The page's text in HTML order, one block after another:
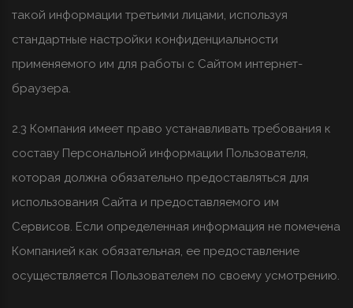
такой информации третьими лицами, используя
стандартные настройки конфиденциальности
применяемого им для работы с Сайтом интернет-
браузера.
2.3 Компания имеет право устанавливать требования к
составу Персональной информации Пользователя,
которая должна обязательно предоставляться для
использования Сайта и предоставляемого им
Сервисов. Если определенная информация не помечена
Компанией как обязательная, ее предоставление
осуществляется Пользователем по своему усмотрению.